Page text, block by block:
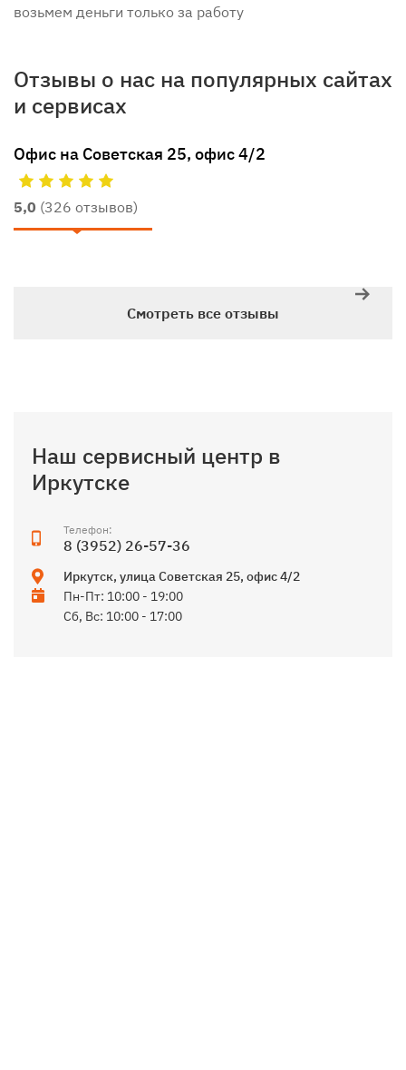
возьмем деньги только за работу
Отзывы о нас на популярных сайтах
и сервисах
Офис на Советская 25, офис 4/2
5,0 (326 отзывов)
Смотреть все отзывы
Наш сервисный центр в
Иркутске
Телефон:
8 (3952) 26-57-36
Иркутск, улица Советская 25, офис 4/2
Пн-Пт: 10:00 - 19:00
Сб, Вс: 10:00 - 17:00